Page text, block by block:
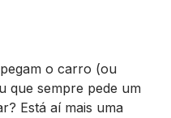
o carro (ou
que sempre pede um
Está aí mais uma